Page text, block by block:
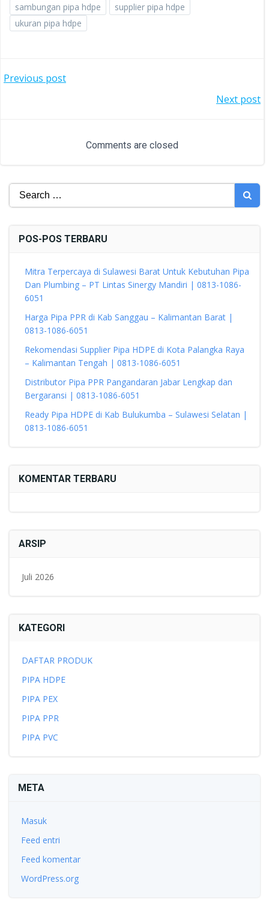
sambungan pipa hdpe
supplier pipa hdpe
ukuran pipa hdpe
POST
Previous post
Next post
Comments are closed
Search
POS-POS TERBARU
Mitra Terpercaya di Sulawesi Barat Untuk Kebutuhan Pipa
Dan Plumbing – PT Lintas Sinergy Mandiri | 0813-1086-
6051
Harga Pipa PPR di Kab Sanggau – Kalimantan Barat |
0813-1086-6051
Rekomendasi Supplier Pipa HDPE di Kota Palangka Raya
– Kalimantan Tengah | 0813-1086-6051
Distributor Pipa PPR Pangandaran Jabar Lengkap dan
Bergaransi | 0813-1086-6051
Ready Pipa HDPE di Kab Bulukumba – Sulawesi Selatan |
0813-1086-6051
KOMENTAR TERBARU
ARSIP
Juli 2026
KATEGORI
DAFTAR PRODUK
PIPA HDPE
PIPA PEX
PIPA PPR
PIPA PVC
META
Masuk
Feed entri
Feed komentar
WordPress.org